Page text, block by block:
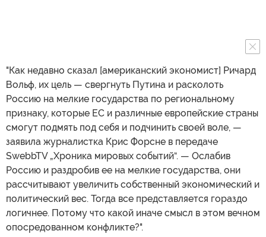
"Как недавно сказал [американский экономист] Ричард
Вольф, их цель — свергнуть Путина и расколоть
Россию на мелкие государства по региональному
признаку, которые ЕС и различные европейские страны
смогут подмять под себя и подчинить своей воле, —
заявила журналистка Крис Форсне в передаче
SwebbTV „Хроника мировых событий“. — Ослабив
Россию и раздробив ее на мелкие государства, они
рассчитывают увеличить собственный экономический и
политический вес. Тогда все представляется гораздо
логичнее. Потому что какой иначе смысл в этом вечном
опосредованном конфликте?".